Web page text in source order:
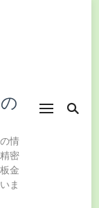
情
密
金
ま